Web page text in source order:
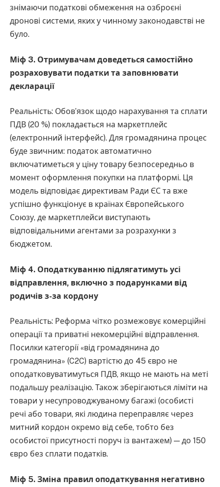
знімаючи податкові обмеження на озброєні
дронові системи, яких у чинному законодавстві не
було.
Міф 3. Отримувачам доведеться самостійно
розраховувати податки та заповнювати
декларації
Реальність: Обов’язок щодо нарахування та сплати
ПДВ (20 %) покладається на маркетплейс
(електронний інтерфейс). Для громадянина процес
буде звичним: податок автоматично
включатиметься у ціну товару безпосередньо в
момент оформлення покупки на платформі. Ця
модель відповідає директивам Ради ЄС та вже
успішно функціонує в країнах Європейського
Союзу, де маркетплейси виступають
відповідальними агентами за розрахунки з
бюджетом.
Міф 4. Оподаткуванню підлягатимуть усі
відправлення, включно з подарунками від
родичів з-за кордону
Реальність: Реформа чітко розмежовує комерційні
операції та приватні некомерційні відправлення.
Посилки категорії «від громадянина до
громадянина» (C2C) вартістю до 45 євро не
оподатковуватимуться ПДВ, якщо не мають на меті
подальшу реалізацію. Також зберігаються ліміти на
товари у несупроводжуваному багажі (особисті
речі або товари, які людина переправляє через
митний кордон окремо від себе, тобто без
особистої присутності поруч із вантажем) — до 150
євро без сплати податків.
Міф 5. Зміна правил оподаткування негативно